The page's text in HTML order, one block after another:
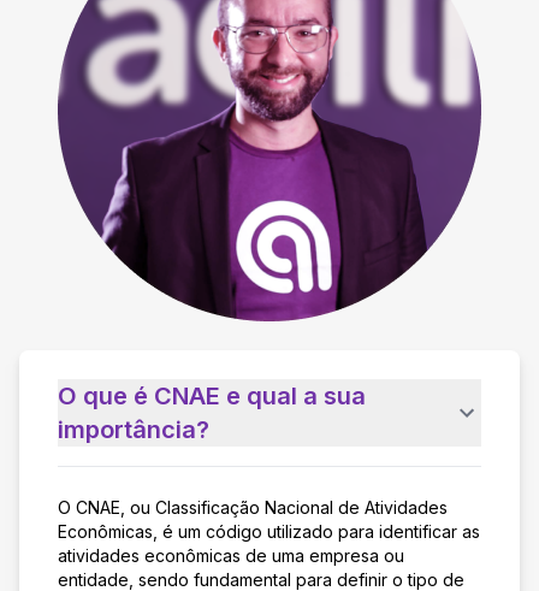
O que é CNAE e qual a sua
importância?
O CNAE, ou Classificação Nacional de Atividades
Econômicas, é um código utilizado para identificar as
atividades econômicas de uma empresa ou
entidade, sendo fundamental para definir o tipo de